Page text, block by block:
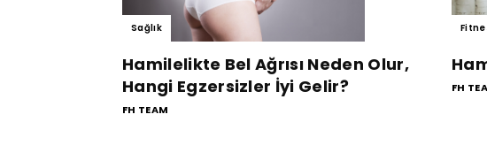
Sağlık
Hamilelikte Bel Ağrısı Neden Olur,
Hangi Egzersizler İyi Gelir?
FH TEAM
FH